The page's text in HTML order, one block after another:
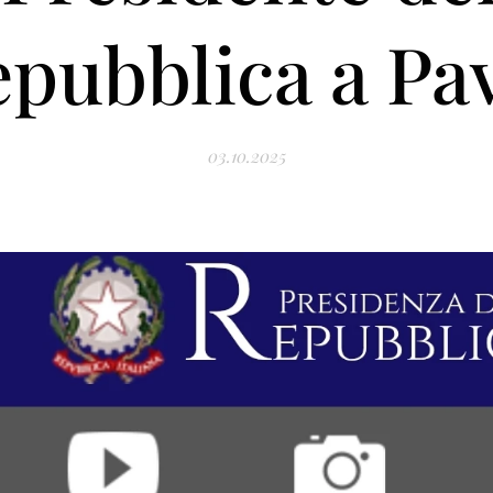
a
03.10.2025